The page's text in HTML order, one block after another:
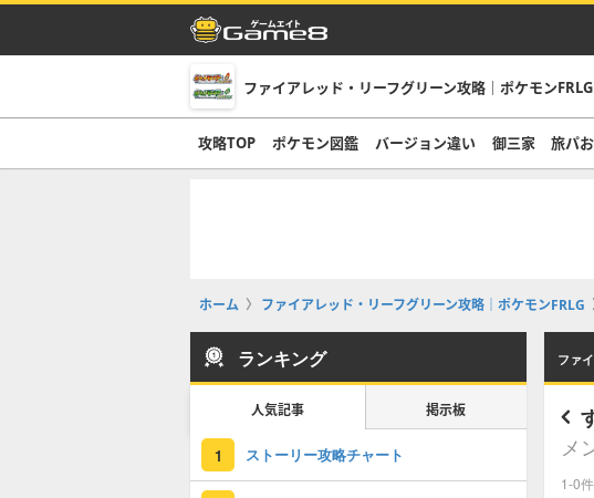
ファイアレッド・リーフグリーン攻略｜ポケモンFRLG
攻略TOP ポケモン図鑑 バージョン違い 御三家 旅パ
ホーム ファイアレッド・リーフグリーン攻略｜ポケモンFRLG
ファ
メ
1-0
ランキング
人気記事 掲示板
1 ストーリー攻略チャート